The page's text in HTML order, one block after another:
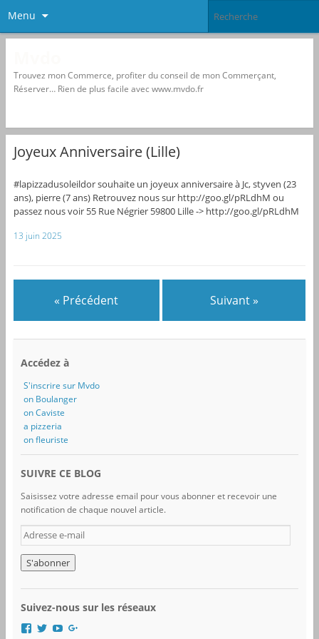
Menu
Trouvez mon Commerce, profiter du conseil de mon Commerçant,
Réserver… Rien de plus facile avec www.mvdo.fr
Joyeux Anniversaire (Lille)
#lapizzadusoleildor souhaite un joyeux anniversaire à Jc, styven (23
ans), pierre (7 ans) Retrouvez nous sur http://goo.gl/pRLdhM ou
passez nous voir 55 Rue Négrier 59800 Lille -> http://goo.gl/pRLdhM
13 juin 2025
« Précédent Suivant »
Accédez à
S'inscrire sur Mvdo
on Boulanger
on Caviste
a pizzeria
on fleuriste
SUIVRE CE BLOG
Saisissez votre adresse email pour vous abonner et recevoir une
notification de chaque nouvel article.
A
d
r
e
s
e
e
Suivez-nous sur les réseaux
V
V
V